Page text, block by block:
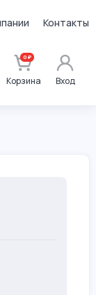
Контакты
0 ₽
Корзина Вход